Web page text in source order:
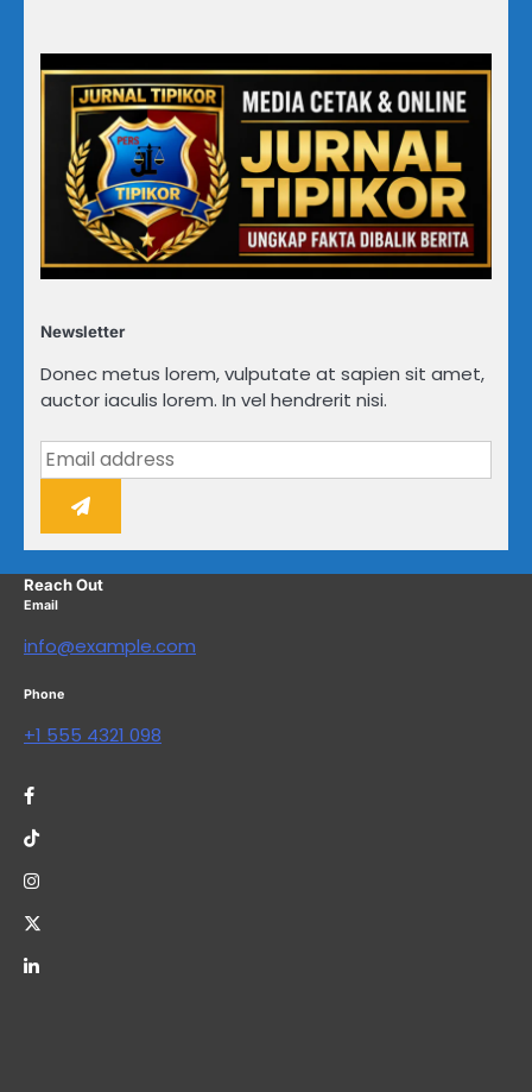
Newsletter
Donec metus lorem, vulputate at sapien sit amet,
auctor iaculis lorem. In vel hendrerit nisi.
Reach Out
Email
info@example.com
Phone
+1 555 4321 098